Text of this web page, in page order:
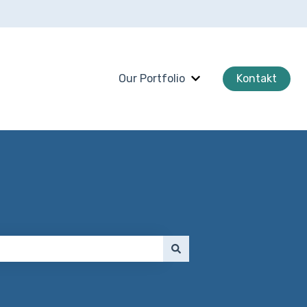
Our Portfolio
Untermenü für Our
Kontakt